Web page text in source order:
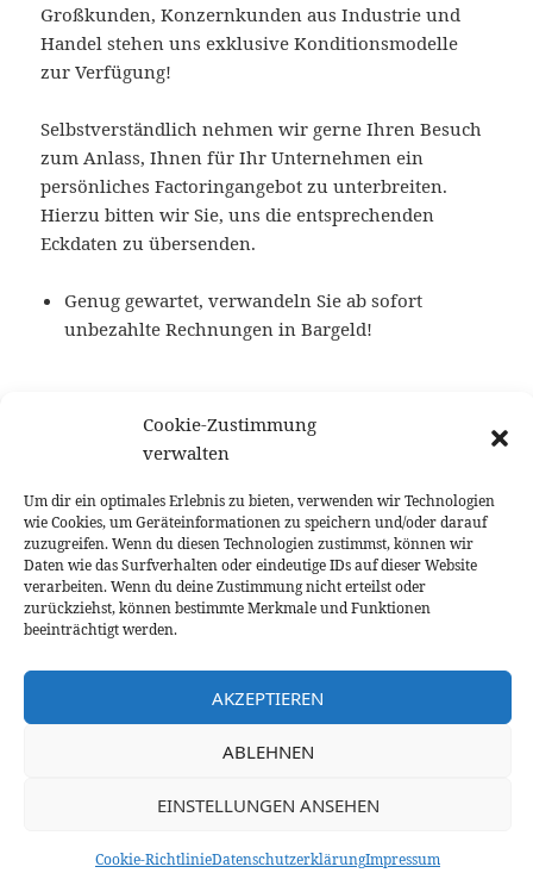
Cookie-Zustimmung
verwalten
Um dir ein optimales Erlebnis zu bieten, verwenden wir Technologien
wie Cookies, um Geräteinformationen zu speichern und/oder darauf
zuzugreifen. Wenn du diesen Technologien zustimmst, können wir
Daten wie das Surfverhalten oder eindeutige IDs auf dieser Website
verarbeiten. Wenn du deine Zustimmung nicht erteilst oder
zurückziehst, können bestimmte Merkmale und Funktionen
beeinträchtigt werden.
AKZEPTIEREN
ABLEHNEN
EINSTELLUNGEN ANSEHEN
Cookie-RichtlinieDatenschutzerklärungImpressum
Großkunden, Konzernkunden aus Industrie und
Handel stehen uns exklusive Konditionsmodelle
zur Verfügung!
Selbstverständlich nehmen wir gerne Ihren Besuch
zum Anlass, Ihnen für Ihr Unternehmen ein
persönliches Factoringangebot zu unterbreiten.
Hierzu bitten wir Sie, uns die entsprechenden
Eckdaten zu übersenden.
Genug gewartet, verwandeln Sie ab sofort
unbezahlte Rechnungen in Bargeld!
Unsere Vergütung:
Die Vergütung der FactorFinance Factoring für den
vermittelten und betreuten Factoringvertrag ist
Bestandteil der Factoringprämie und wird von dem
jeweiligen Factoringanbieter vergütet. Der
Auftraggeber schuldet somit FactorFinance
Factoring keine zusätzliche Vergütung!
Fachleute sind sich einig, dass die Bedeutung von
Factoring in Zukunft auf dem deutschen Markt
stark zunehmen wird!